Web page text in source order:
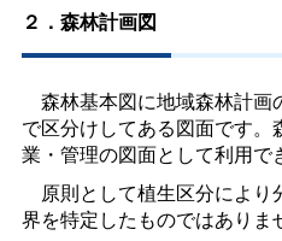
２．森林計画図
森林基本図に地域森林計画
で区分けしてある図面です
業・管理の図面として利用で
原則として植生区分により
界を特定したものではありま